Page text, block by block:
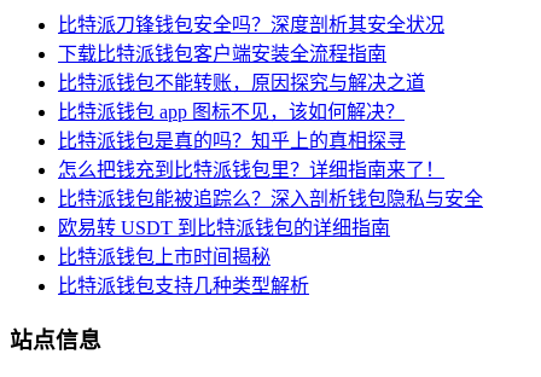
比特派刀锋钱包安全吗？深度剖析其安全状况
下载比特派钱包客户端安装全流程指南
比特派钱包不能转账，原因探究与解决之道
比特派钱包 app 图标不见，该如何解决？
比特派钱包是真的吗？知乎上的真相探寻
怎么把钱充到比特派钱包里？详细指南来了！
比特派钱包能被追踪么？深入剖析钱包隐私与安全
欧易转 USDT 到比特派钱包的详细指南
比特派钱包上市时间揭秘
比特派钱包支持几种类型解析
站点信息